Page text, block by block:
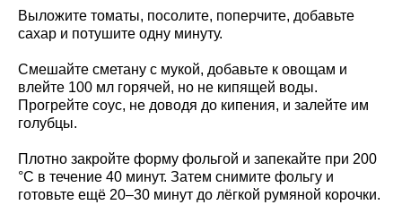
Выложите томаты, посолите, поперчите, добавьте
сахар и потушите одну минуту.
Смешайте сметану с мукой, добавьте к овощам и
влейте 100 мл горячей, но не кипящей воды.
Прогрейте соус, не доводя до кипения, и залейте им
голубцы.
Плотно закройте форму фольгой и запекайте при 200
°C в течение 40 минут. Затем снимите фольгу и
готовьте ещё 20–30 минут до лёгкой румяной корочки.